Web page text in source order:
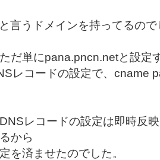
言うドメインを持ってるの
だ単にpana.pncn.netと設定
レコードの設定で、cname
レコードの設定は即時反
から
を済ませたのでした。